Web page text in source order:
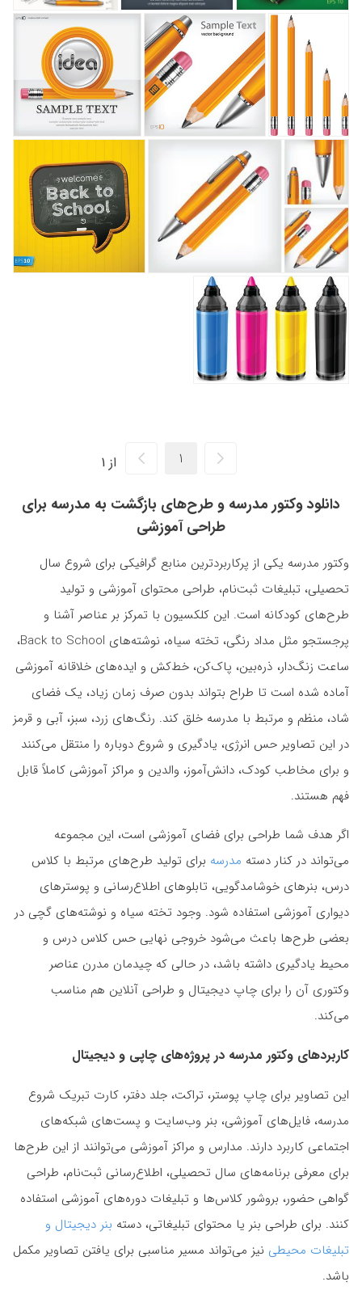
از 1
دانلود وکتور مدرسه و طرح‌های بازگشت به مدرسه برای
طراحی آموزشی
وکتور مدرسه یکی از پرکاربردترین منابع گرافیکی برای شروع سال
تحصیلی، تبلیغات ثبت‌نام، طراحی محتوای آموزشی و تولید
طرح‌های کودکانه است. این کلکسیون با تمرکز بر عناصر آشنا و
پرجستجو مثل مداد رنگی، تخته سیاه، نوشته‌های Back to School،
ساعت زنگ‌دار، ذره‌بین، پاک‌کن، خط‌کش و ایده‌های خلاقانه آموزشی
آماده شده است تا طراح بتواند بدون صرف زمان زیاد، یک فضای
شاد، منظم و مرتبط با مدرسه خلق کند. رنگ‌های زرد، سبز، آبی و قرمز
در این تصاویر حس انرژی، یادگیری و شروع دوباره را منتقل می‌کنند
و برای مخاطب کودک، دانش‌آموز، والدین و مراکز آموزشی کاملاً قابل
فهم هستند.
اگر هدف شما طراحی برای فضای آموزشی است، این مجموعه
می‌تواند در کنار دسته مدرسه برای تولید طرح‌های مرتبط با کلاس
درس، بنرهای خوشامدگویی، تابلوهای اطلاع‌رسانی و پوسترهای
دیواری آموزشی استفاده شود. وجود تخته سیاه و نوشته‌های گچی در
بعضی طرح‌ها باعث می‌شود خروجی نهایی حس کلاس درس و
محیط یادگیری داشته باشد، در حالی که چیدمان مدرن عناصر
وکتوری آن را برای چاپ دیجیتال و طراحی آنلاین هم مناسب
می‌کند.
کاربردهای وکتور مدرسه در پروژه‌های چاپی و دیجیتال
این تصاویر برای چاپ پوستر، تراکت، جلد دفتر، کارت تبریک شروع
مدرسه، فایل‌های آموزشی، بنر وب‌سایت و پست‌های شبکه‌های
اجتماعی کاربرد دارند. مدارس و مراکز آموزشی می‌توانند از این طرح‌ها
برای معرفی برنامه‌های سال تحصیلی، اطلاع‌رسانی ثبت‌نام، طراحی
گواهی حضور، بروشور کلاس‌ها و تبلیغات دوره‌های آموزشی استفاده
کنند. برای طراحی بنر یا محتوای تبلیغاتی، دسته بنر دیجیتال و
تبلیغات محیطی نیز می‌تواند مسیر مناسبی برای یافتن تصاویر مکمل
باشد.